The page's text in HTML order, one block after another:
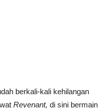
berkali-kali kehilangan
Revenant, di sini bermain